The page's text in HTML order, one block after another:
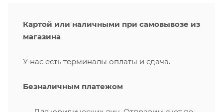
Картой или наличными при самовывозе из
магазина
У нас есть терминалы оплаты и сдача.
Безналичным платежом